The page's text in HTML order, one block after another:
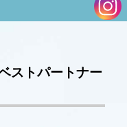
ストパートナー